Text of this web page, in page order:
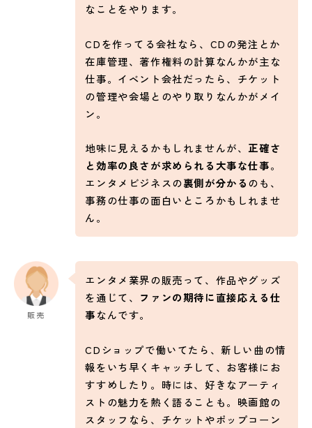
なことをやります。
CDを作ってる会社なら、CDの発注とか
在庫管理、著作権料の計算なんかが主な
仕事。イベント会社だったら、チケット
の管理や会場とのやり取りなんかがメイ
ン。
地味に見えるかもしれませんが、 正確さ
と効率の良さが求められる大事な仕事。
エンタメビジネスの裏側が分かるのも、
事務の仕事の面白いところかもしれませ
ん。
販売
エンタメ業界の販売って、作品やグッズ
を通じて、 ファンの期待に直接応える仕
事なんです。
CDショップで働いてたら、新しい曲の情
報をいち早くキャッチして、お客様にお
すすめしたり。時には、好きなアーティ
ストの魅力を熱く語ることも。映画館の
スタッフなら、チケットやポップコーン